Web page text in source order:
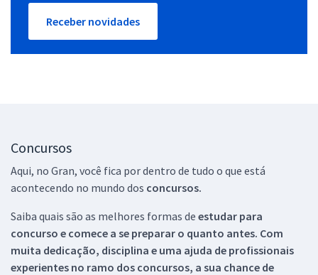
Receber novidades
Concursos
Aqui, no Gran, você fica por dentro de tudo o que está
acontecendo no mundo dos concursos.
Saiba quais são as melhores formas de estudar para
concurso e comece a se preparar o quanto antes. Com
muita dedicação, disciplina e uma ajuda de profissionais
experientes no ramo dos concursos, a sua chance de